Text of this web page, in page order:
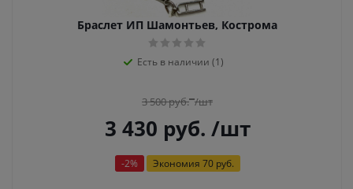
Браслет ИП Шамонтьев, Кострома
Есть в наличии (1)
3 500руб. /шт
3 430 руб. /шт
-2% Экономия 70 руб.